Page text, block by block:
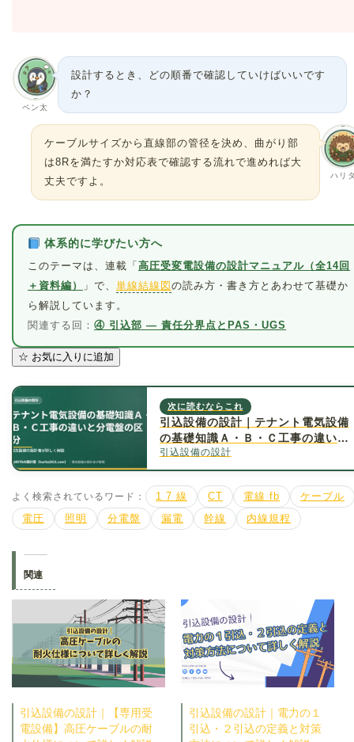
ペン太
設計するとき、どの順番で確認していけばいいです
か？
ハリ
ケーブルサイズから直線部の管径を決め、曲がり部
は8Rを満たすか対応表で確認する流れで進めれば大
丈夫ですよ。
体系的に学びたい方へ
このテーマは、連載「 高圧受変電設備の設計マニュアル（全14回
＋資料編）
」で、 単線結線図 の読み方・書き方とあわせて基礎か
ら解説しています。
関連する回： ④ 引込部 ― 責任分界点とPAS・UGS
☆ お気に入りに追加
次に読むならこれ
引込設備の設計｜テナント電気設備
の基礎知識Ａ・Ｂ・Ｃ工事の違いと
分電盤の区分について詳しく解説
引込設備の設計
よく検索されているワード： 1 7 線 CT 電線 fb
ケーブル
電圧
照明 分電盤 漏電 幹線 内線規程
関連
引込設備の設計｜【専用受
電設備】高圧ケーブルの耐
引込設備の設計｜電力の１
引込・２引込の定義と対策